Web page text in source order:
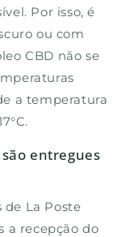
Por isso, é
ou com
CBD não se
a temperatura
entregues
de La Poste
a recepção do